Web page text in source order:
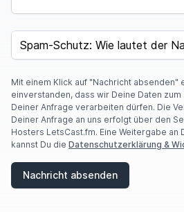
F
O
A
R
E
A
H
U
SPAM CAPTCHA
Mit einem Klick auf "Nachricht absenden"
einverstanden, dass wir Deine Daten
Deiner Anfrage verarbeiten dürfen. Die
Deiner Anfrage an uns erfolgt über den
Hosters LetsCast.fm. Eine Weitergabe an
kannst Du die Datenschutzerklärung &
Nachricht absenden